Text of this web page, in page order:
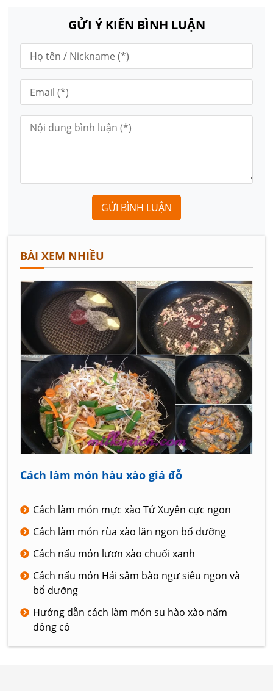
GỬI Ý KIẾN BÌNH LUẬN
GỬI BÌNH LUẬN
BÀI XEM NHIỀU
Cách làm món hàu xào giá đỗ
Cách làm món mực xào Tứ Xuyên cực ngon
Cách làm món rùa xào lăn ngon bổ dưỡng
Cách nấu món lươn xào chuối xanh
Cách nấu món Hải sâm bào ngư siêu ngon và
bổ dưỡng
Hướng dẫn cách làm món su hào xào nấm
đông cô